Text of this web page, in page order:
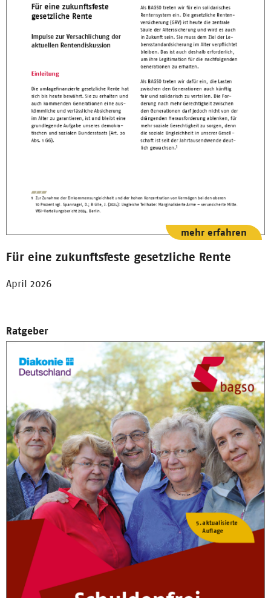
Für eine zukunftsfeste gesetzliche Rente
April 2026
mehr erfahren
Ratgeber